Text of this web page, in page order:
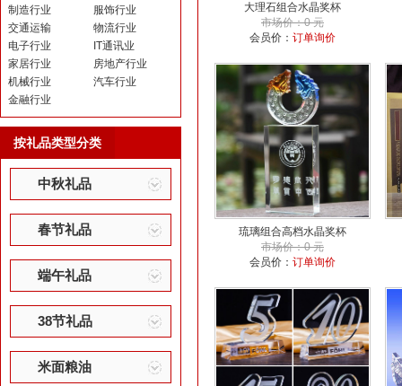
制造行业
服饰行业
交通运输
物流行业
电子行业
IT通讯业
家居行业
房地产行业
机械行业
汽车行业
金融行业
按礼品类型分类
中秋礼品
春节礼品
端午礼品
38节礼品
米面粮油
大理石组合水晶奖杯
市场价：0 元
会员价： 订单询价
琉璃组合高档水晶奖杯
市场价：0 元
会员价： 订单询价